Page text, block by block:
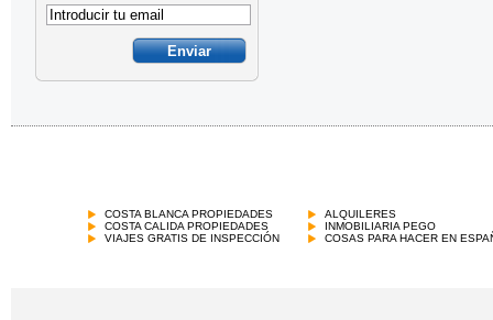
COSTA BLANCA PROPIEDADES
COSTA CALIDA PROPIEDADES
VIAJES GRATIS DE INSPECCIÓN
ALQUILERES
INMOBILIARIA PEGO
COSAS PARA HACER EN